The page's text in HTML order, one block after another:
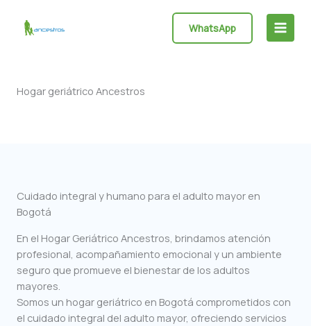
contenido
WhatsApp
Main
Hogar geriátrico Ancestros
Cuidado integral y humano para el adulto mayor en
Bogotá
En el Hogar Geriátrico Ancestros, brindamos atención
profesional, acompañamiento emocional y un ambiente
seguro que promueve el bienestar de los adultos
mayores.
Somos un hogar geriátrico en Bogotá comprometidos con
el cuidado integral del adulto mayor, ofreciendo servicios